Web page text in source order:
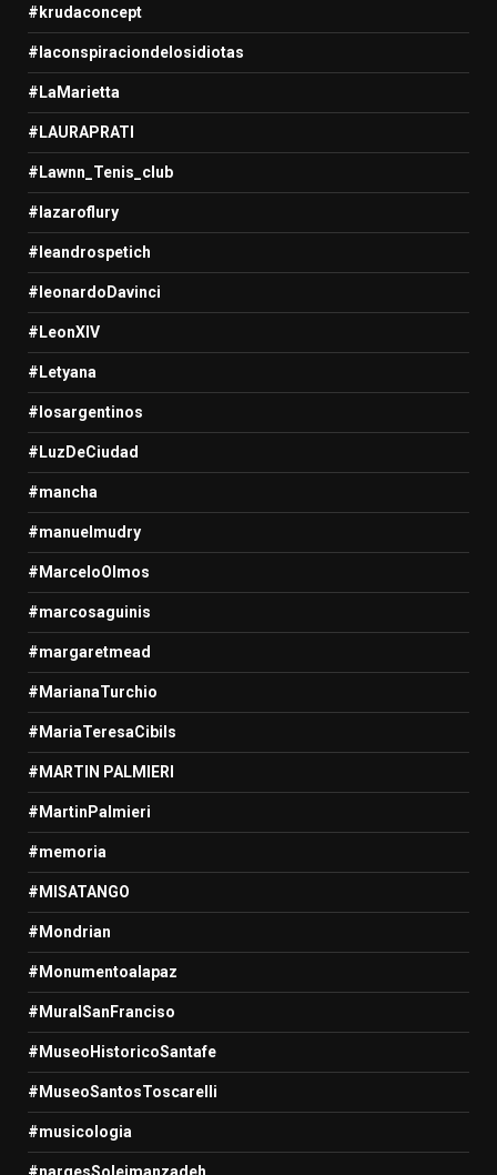
#krudaconcept
#laconspiraciondelosidiotas
#LaMarietta
#LAURAPRATI
#Lawnn_Tenis_club
#lazaroflury
#leandrospetich
#leonardoDavinci
#LeonXIV
#Letyana
#losargentinos
#LuzDeCiudad
#mancha
#manuelmudry
#MarceloOlmos
#marcosaguinis
#margaretmead
#MarianaTurchio
#MariaTeresaCibils
#MARTIN PALMIERI
#MartinPalmieri
#memoria
#MISATANGO
#Mondrian
#Monumentoalapaz
#MuralSanFranciso
#MuseoHistoricoSantafe
#MuseoSantosToscarelli
#musicologia